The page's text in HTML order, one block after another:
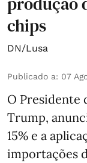
chips
DN/Lusa
Publicado a: 07
O Presidente
Trump,
15% e a
importações